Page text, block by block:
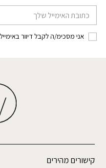
דוא׳׳ל
אני מסכימ/ה לקבל דיוור באימייל
קישורים מהירים